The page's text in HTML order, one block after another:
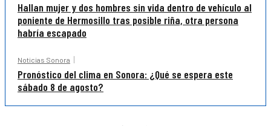
Hallan mujer y dos hombres sin vida dentro de vehículo al
poniente de Hermosillo tras posible riña, otra persona
habría escapado
Noticias Sonora
Pronóstico del clima en Sonora: ¿Qué se espera este
sábado 8 de agosto?